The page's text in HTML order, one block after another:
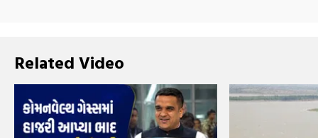
Related Video